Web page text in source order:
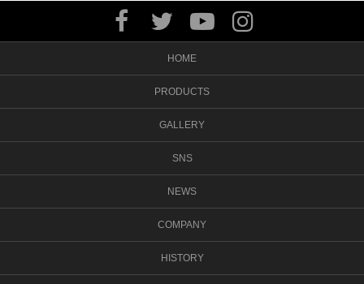
HOME
PRODUCTS
GALLERY
SNS
NEWS
COMPANY
HISTORY